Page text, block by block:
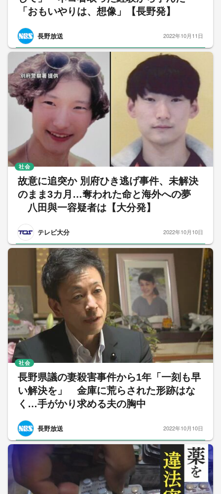
「おもいやりは、想像」【長野発】
長野放送 2022年10月11日
故意に追突か 別府ひき逃げ事件、未解決
のまま3カ月…奪われた命と海外への夢
八田與一容疑者は【大分発】
テレビ大分
社会
2022年10月10日
長野県議の妻殺害事件から1年「一刻も早
い解決を」 金庫に荒らされた形跡はな
く…手がかり求める夫の胸中
長野放送
社会
2022年10月10日